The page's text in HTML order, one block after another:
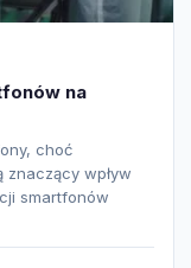
na
choć
znaczący wpływ
smartfonów